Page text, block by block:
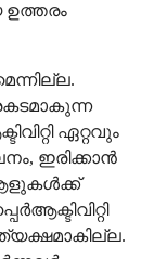
ഏറ്റവും
ഇരിക്കാൻ